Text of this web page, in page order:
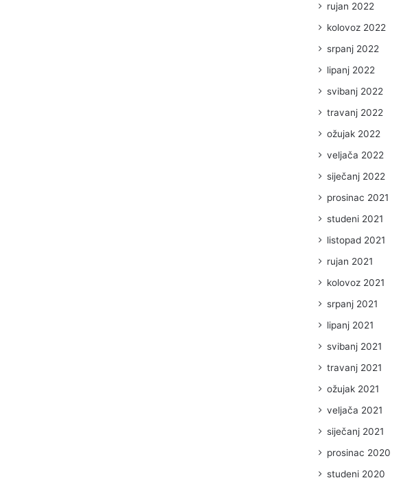
rujan 2022
kolovoz 2022
srpanj 2022
lipanj 2022
svibanj 2022
travanj 2022
ožujak 2022
veljača 2022
siječanj 2022
prosinac 2021
studeni 2021
listopad 2021
rujan 2021
kolovoz 2021
srpanj 2021
lipanj 2021
svibanj 2021
travanj 2021
ožujak 2021
veljača 2021
siječanj 2021
prosinac 2020
studeni 2020